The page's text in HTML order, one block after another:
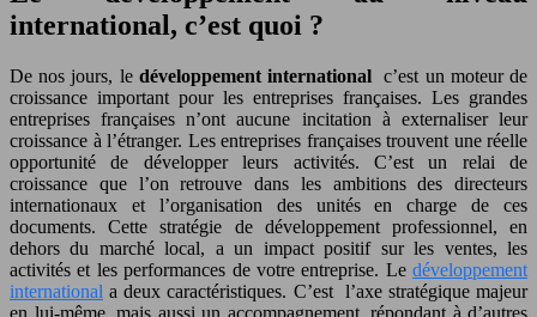
international, c’est quoi ?
De nos jours, le développement international c’est un moteur de
croissance important pour les entreprises françaises. Les grandes
entreprises françaises n’ont aucune incitation à externaliser leur
croissance à l’étranger. Les entreprises françaises trouvent une réelle
opportunité de développer leurs activités. C’est un relai de
croissance que l’on retrouve dans les ambitions des directeurs
internationaux et l’organisation des unités en charge de ces
documents. Cette stratégie de développement professionnel, en
dehors du marché local, a un impact positif sur les ventes, les
activités et les performances de votre entreprise. Le développement
international a deux caractéristiques. C’est l’axe stratégique majeur
en lui-même, mais aussi un accompagnement, répondant à d’autres